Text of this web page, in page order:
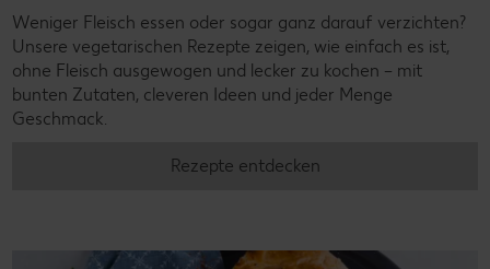
Weniger Fleisch essen oder sogar ganz darauf verzichten?
Unsere vegetarischen Rezepte zeigen, wie einfach es ist,
ohne Fleisch ausgewogen und lecker zu kochen – mit
bunten Zutaten, cleveren Ideen und jeder Menge
Geschmack.
Rezepte entdecken